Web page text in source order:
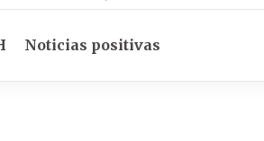
Noticias positivas